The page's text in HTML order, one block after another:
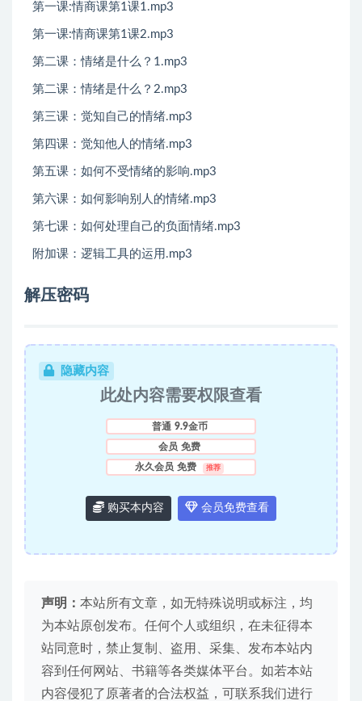
第一课:情商课第1课1.mp3
第一课:情商课第1课2.mp3
第二课：情绪是什么？1.mp3
第二课：情绪是什么？2.mp3
第三课：觉知自己的情绪.mp3
第四课：觉知他人的情绪.mp3
第五课：如何不受情绪的影响.mp3
第六课：如何影响别人的情绪.mp3
第七课：如何处理自己的负面情绪.mp3
附加课：逻辑工具的运用.mp3
解压密码
隐藏内容
此处内容需要权限查看
普通 9.9金币
会员 免费
永久会员 免费 推荐
购买本内容 会员免费查看
声明： 本站所有文章，如无特殊说明或标注，均
为本站原创发布。任何个人或组织，在未征得本
站同意时，禁止复制、盗用、采集、发布本站内
容到任何网站、书籍等各类媒体平台。如若本站
内容侵犯了原著者的合法权益，可联系我们进行